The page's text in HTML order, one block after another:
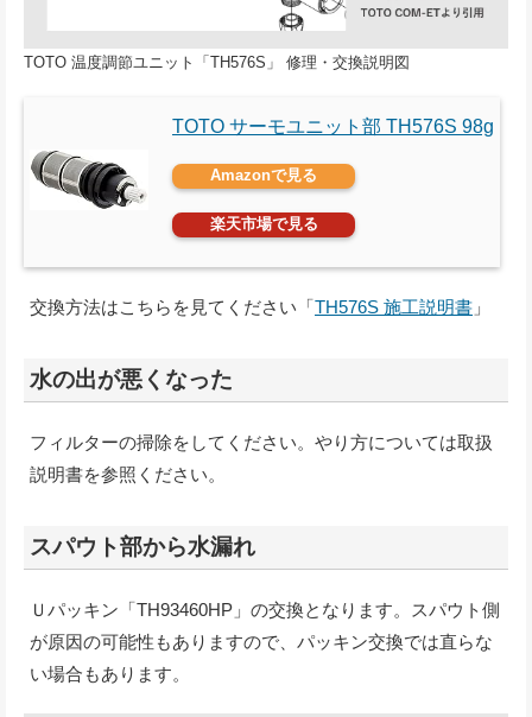
TOTO 温度調節ユニット「TH576S」 修理・交換説明図
TOTO サーモユニット部 TH576S 98g
Amazonで見る
楽天市場で見る
交換方法はこちらを見てください「TH576S 施工説明書 」
水の出が悪くなった
フィルターの掃除をしてください。やり方については取扱
説明書を参照ください。
スパウト部から水漏れ
Ｕパッキン「TH93460HP」の交換となります。スパウト側
が原因の可能性もありますので、パッキン交換では直らな
い場合もあります。